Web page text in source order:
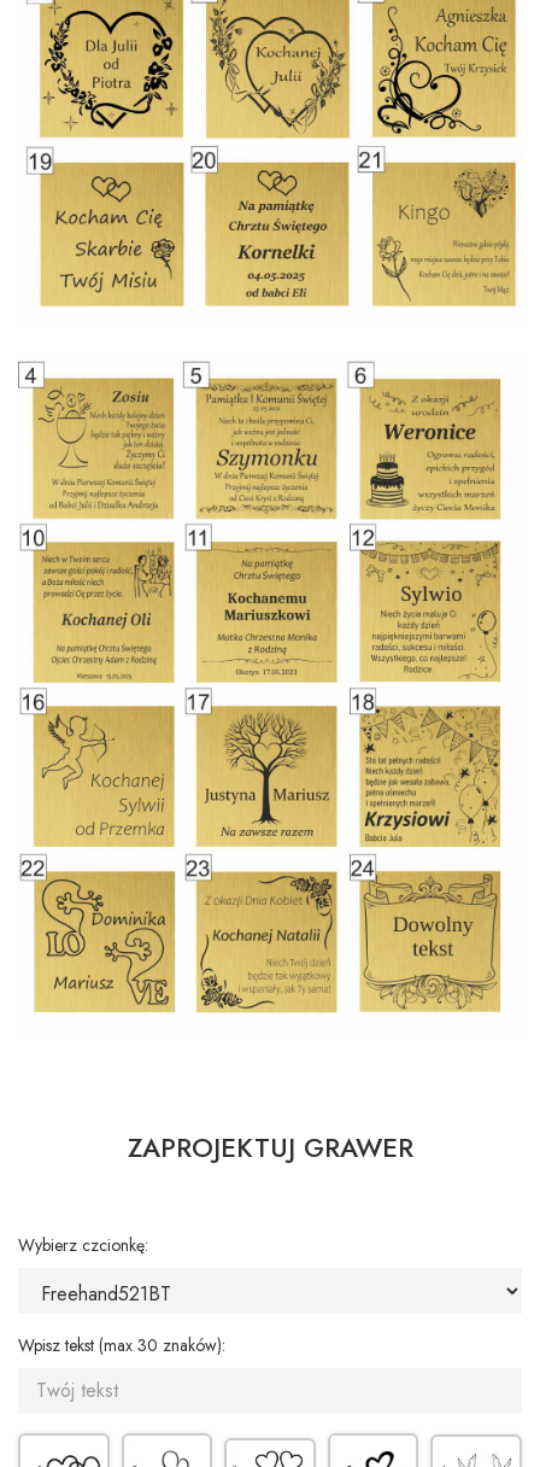
ZAPROJEKTUJ GRAWER
Wybierz czcionkę:
Wpisz tekst (max 30 znaków):